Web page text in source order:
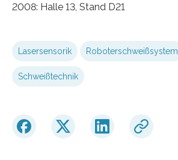
2008: Halle 13, Stand D21
Lasersensorik Roboterschweißsystem
Schweißtechnik